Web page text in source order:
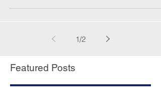
1/2
Featured Posts